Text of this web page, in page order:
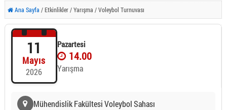
Ana Sayfa / Etkinlikler / Yarışma / Voleybol Turnuvası
11
Mayıs
2026
Pazartesi
14.00
Yarışma
Mühendislik Fakültesi Voleybol Sahası